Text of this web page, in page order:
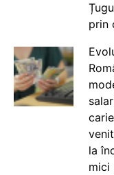
prin
la
mici